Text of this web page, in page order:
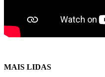
MAIS LIDAS